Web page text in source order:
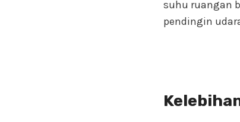
suhu ruangan
pendingin